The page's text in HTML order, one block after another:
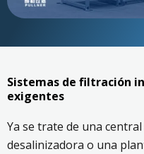
Sistemas de filtración
exigentes
Ya se trate de una
desalinizadora o una